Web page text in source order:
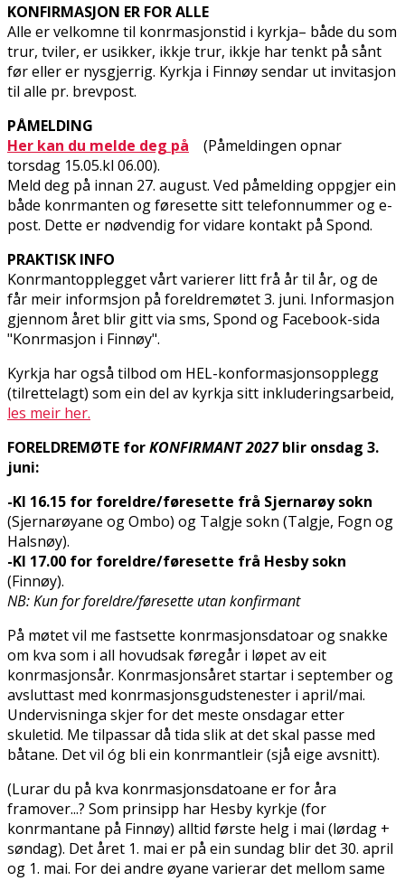
KONFIRMASJON ER FOR ALLE
Alle er velkomne til konfirmasjonstid i kyrkja– både du som
trur, tviler, er usikker, ikkje trur, ikkje har tenkt på sånt
før eller er nysgjerrig. Kyrkja i Finnøy sendar ut invitasjon
til alle pr. brevpost.
PÅMELDING
Her kan du melde deg på (Påmeldingen opnar
torsdag 15.05.kl 06.00).
Meld deg på innan 27. august. Ved påmelding oppgjer ein
både konfirmanten og føresette sitt telefonnummer og e-
post. Dette er nødvendig for vidare kontakt på Spond.
PRAKTISK INFO
Konfirmantopplegget vårt varierer litt frå år til år, og de
får meir informsjon på foreldremøtet 3. juni. Informasjon
gjennom året blir gitt via sms, Spond og Facebook-sida
"Konfirmasjon i Finnøy".
Kyrkja har også tilbod om HEL-konformasjonsopplegg
(tilrettelagt) som ein del av kyrkja sitt inkluderingsarbeid,
les meir her.
FORELDREMØTE forKONFIRMANT2027blir onsdag 3.
juni:
-Kl 16.15 for foreldre/føresette frå Sjernarøy sokn
(Sjernarøyane og Ombo) og Talgje sokn (Talgje, Fogn og
Halsnøy).
-Kl 17.00 for foreldre/føresette frå Hesby sokn
(Finnøy).
NB: Kun for foreldre/føresette utan konfirmant
På møtet vil me fastsette konfirmasjonsdatoar og snakke
om kva som i all hovudsak føregår i løpet av eit
konfirmasjonsår. Konfirmasjonsåret startar i september og
avsluttast med konfirmasjonsgudstenester i april/mai.
Undervisninga skjer for det meste onsdagar etter
skuletid. Me tilpassar då tida slik at det skal passe med
båtane. Det vil óg bli ein konfirmantleir (sjå eige avsnitt).
(Lurar du på kva konfirmasjonsdatoane er for åra
framover...? Som prinsipp har Hesby kyrkje (for
konfirmantane på Finnøy) alltid første helg i mai (lørdag +
søndag). Det året 1. mai er på ein sundag blir det 30. april
og 1. mai. For dei andre øyane varierar det mellom same